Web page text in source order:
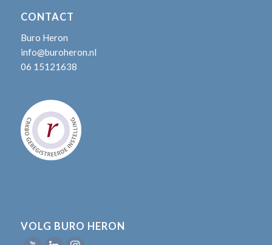
CONTACT
Buro Heron
info@buroheron.nl
06 15121638
VOLG BURO HERON